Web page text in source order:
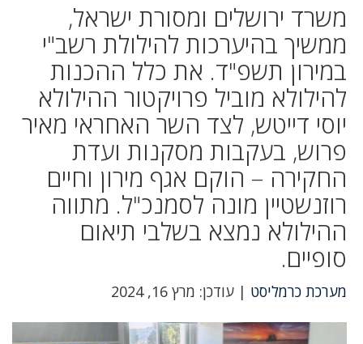
משרד ירושלים ומסורת ישראל,
ממשיך בהיערכות להילולת רשב"י
במירון תשפ"ד. את כלל ההכנות
להילולא מוביל פרויקטור ההילולא
יוסי דייטש, לצד השר האחראי מאיר
פרוש, בעקבות מסקנות ועדת
החקירה – הוקם אגף מירון וחיים
רוזנשטיין מונה לסמנכ"ל. מתווה
ההילולא נמצא בשלבי תיאום
סופיים.
מערכת כרמליסט | עודכן: מרץ 16, 2024